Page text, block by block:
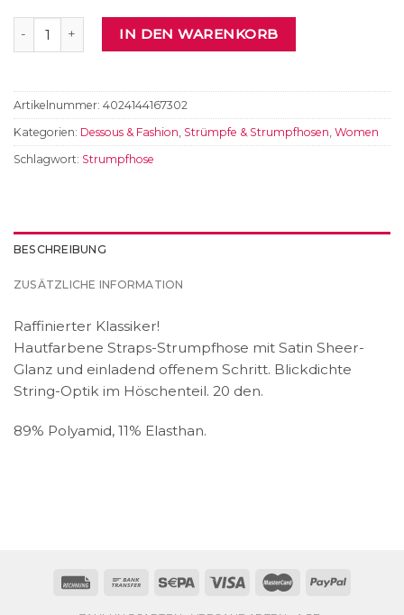
Straps-Strumpfhose MengeIN DEN WARENKORB
Artikelnummer: 4024144167302
Kategorien: Dessous & Fashion Strümpfe & Strumpfhosen Women
Schlagwort: Strumpfhose
BESCHREIBUNG
ZUSÄTZLICHE INFORMATION
Raffinierter Klassiker!
Hautfarbene Straps-Strumpfhose mit Satin Sheer-
Glanz und einladend offenem Schritt. Blickdichte
String-Optik im Höschenteil. 20 den.
89% Polyamid, 11% Elasthan.